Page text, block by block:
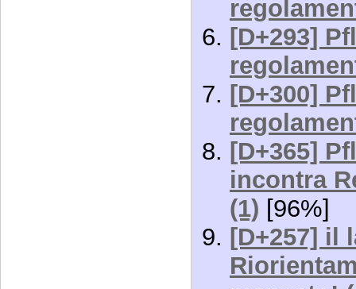
[D+293]
[D+300]
[D+365]
incontra
(1) [96%]
[D+257] il